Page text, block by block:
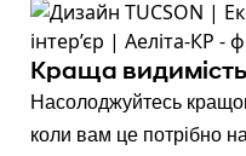
Краща видимість
Насолоджуйтесь
коли вам це потрібно